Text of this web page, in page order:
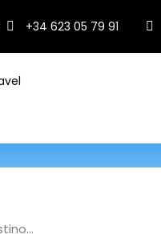
+34 623 05 79 91